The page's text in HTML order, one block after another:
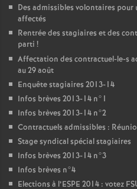
Des admissibles volontaires
affectés
Rentrée des stagiaires et des
parti !
Affectation des contractuel-le-s
au 29 août
Enquête stagiaires 2013-14
Infos brèves 2013-14 n°1
Infos brèves 2013-14 n°2
Contractuels admissibles :
Stage syndical spécial stagiaires
Infos brèves 2013-14 n°3
Infos brèves n°4
Elections à l’ESPE 2014 : votez